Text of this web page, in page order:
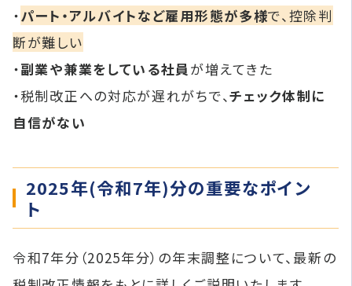
・パート・アルバイトなど雇用形態が多様で、控除判
断が難しい
・副業や兼業をしている社員が増えてきた
・税制改正への対応が遅れがちで、チェック体制に
自信がない
2025年(令和7年)分の重要なポイン
ト
令和7年分（2025年分）の年末調整について、最新の